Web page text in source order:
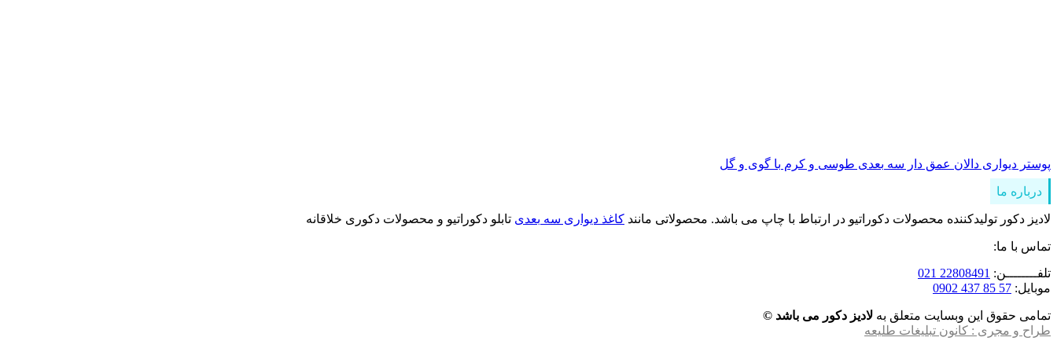
پوستر دیواری دالان عمق دار سه بعدی طوسی و کرم با گوی و گل
درباره ما
لادیز دکور تولیدکننده محصولات دکوراتیو در ارتباط با چاپ می باشد. محصولاتی مانند کاغذ دیواری سه بعدی تابلو دکوراتیو و محصولات دکوری خلاقانه
تماس با ما:
تلفــــــــن: 22808491 021
موبایل: 57 85 437 0902
تمامی حقوق این وبسایت متعلق به لادیز دکور می باشد ©
طراح و مجری : کانون تبلیغات طلیعه